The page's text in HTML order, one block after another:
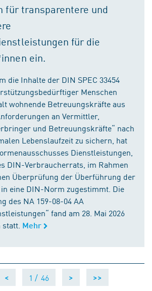
für transparentere und
für die
ein.
die Inhalte der DIN SPEC 33454
Menschen
wohnende Betreuungskräfte aus
an Vermittler,
und Betreuungskräfte“ nach
Lebenslaufzeit zu sichern, hat
Dienstleistungen,
DIN-Verbraucherrats, im Rahmen
Überprüfung der Überführung der
in eine DIN-Norm zugestimmt. Die
des NA 159-08-04 AA
fand am 28. Mai 2026
Mehr
< 1 / 46 > >>